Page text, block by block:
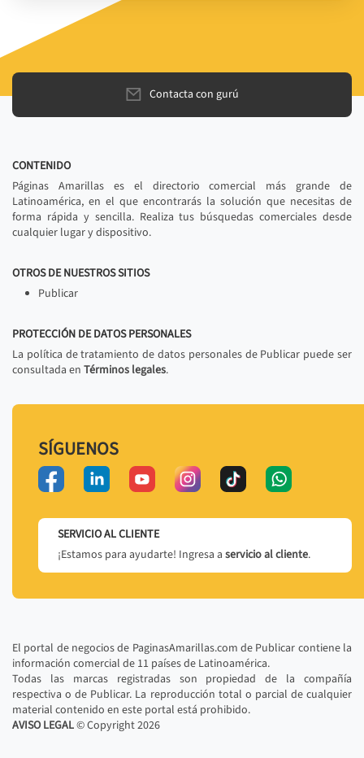
Contacta con gurú
CONTENIDO
Páginas Amarillas es el directorio comercial más grande de
Latinoamérica, en el que encontrarás la solución que necesitas de
forma rápida y sencilla. Realiza tus búsquedas comerciales desde
cualquier lugar y dispositivo.
OTROS DE NUESTROS SITIOS
Publicar
PROTECCIÓN DE DATOS PERSONALES
La política de tratamiento de datos personales de Publicar puede ser
consultada en Términos legales.
SÍGUENOS
SERVICIO AL CLIENTE
¡Estamos para ayudarte! Ingresa a servicio al cliente.
El portal de negocios de PaginasAmarillas.com de Publicar contiene la
información comercial de 11 países de Latinoamérica.
Todas las marcas registradas son propiedad de la compañía
respectiva o de Publicar. La reproducción total o parcial de cualquier
material contenido en este portal está prohibido.
AVISO LEGAL© Copyright2026